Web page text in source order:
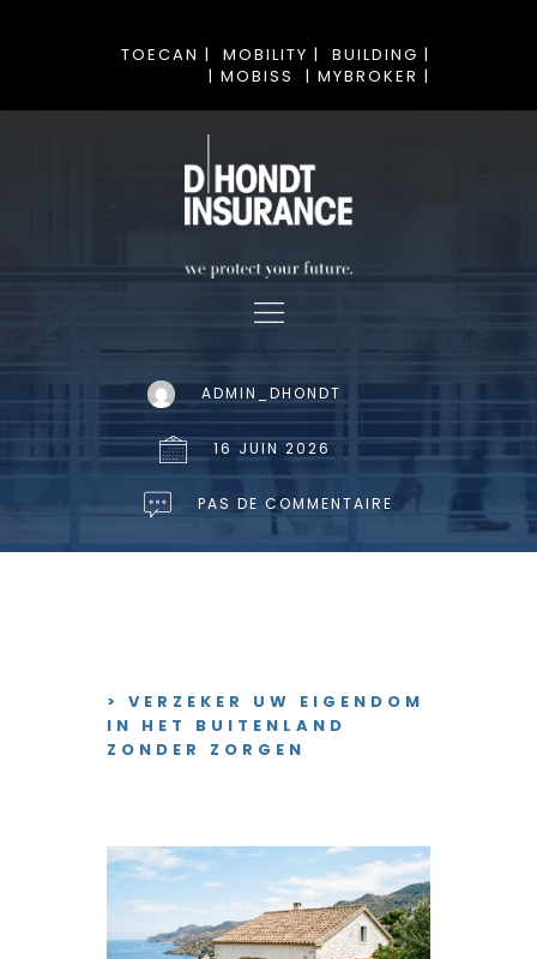
BUILDING |
MOBILITY |
TOECAN |
| MYBROKER |
| MOBISS
ADMIN_DHONDT
16 JUIN 2026
PAS DE COMMENTAIRE
> VERZEKER UW EIGENDOM
IN HET BUITENLAND
ZONDER ZORGEN